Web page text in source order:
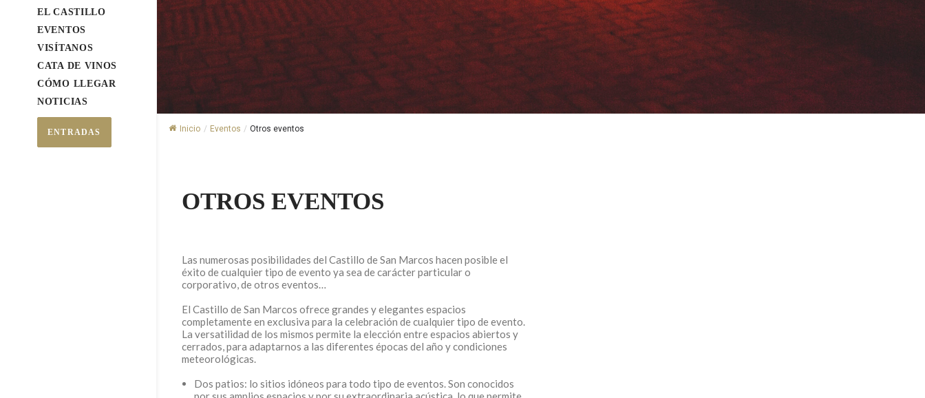
EL CASTILLO
EVENTOS
VISÍTANOS
CATA DE VINOS
CÓMO LLEGAR
NOTICIAS
ENTRADAS Inicio / Eventos / Otros eventos
OTROS EVENTOS
Las numerosas posibilidades del Castillo de San Marcos hacen posible el
éxito de cualquier tipo de evento ya sea de carácter particular o
corporativo, de otros eventos…
El Castillo de San Marcos ofrece grandes y elegantes espacios
completamente en exclusiva para la celebración de cualquier tipo de evento.
La versatilidad de los mismos permite la elección entre espacios abiertos y
cerrados, para adaptarnos a las diferentes épocas del año y condiciones
meteorológicas.
Dos patios: lo sitios idóneos para todo tipo de eventos. Son conocidos